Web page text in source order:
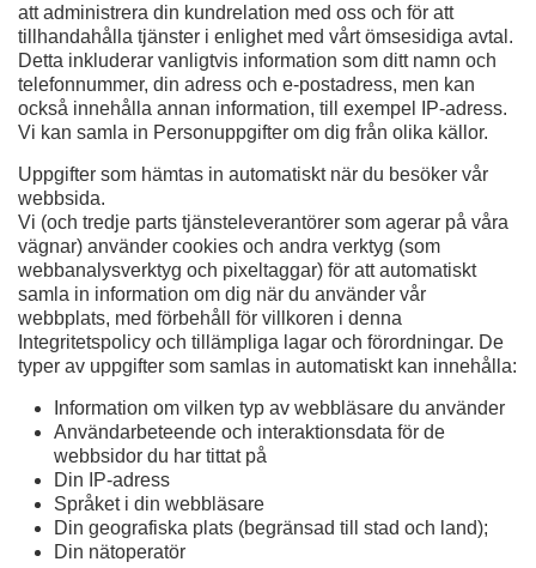
att administrera din kundrelation med oss och för att
tillhandahålla tjänster i enlighet med vårt ömsesidiga avtal.
Detta inkluderar vanligtvis information som ditt namn och
telefonnummer, din adress och e-postadress, men kan
också innehålla annan information, till exempel IP-adress.
Vi kan samla in Personuppgifter om dig från olika källor.
Uppgifter som hämtas in automatiskt när du besöker vår
webbsida.
Vi (och tredje parts tjänsteleverantörer som agerar på våra
vägnar) använder cookies och andra verktyg (som
webbanalysverktyg och pixeltaggar) för att automatiskt
samla in information om dig när du använder vår
webbplats, med förbehåll för villkoren i denna
Integritetspolicy och tillämpliga lagar och förordningar. De
typer av uppgifter som samlas in automatiskt kan innehålla:
Information om vilken typ av webbläsare du använder
Användarbeteende och interaktionsdata för de
webbsidor du har tittat på
Din IP-adress
Språket i din webbläsare
Din geografiska plats (begränsad till stad och land);
Din nätoperatör